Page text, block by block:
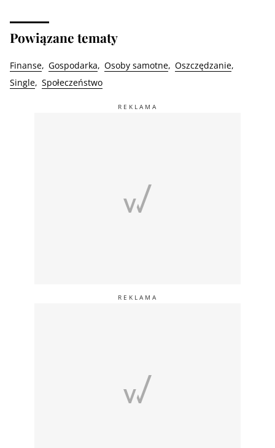
Powiązane tematy
Finanse Gospodarka Osoby samotne Oszczędzanie
Single Społeczeństwo